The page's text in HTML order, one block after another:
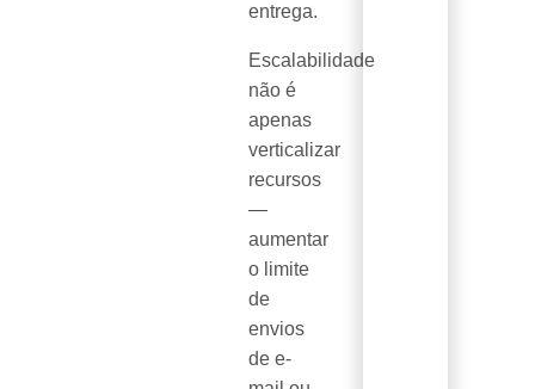
entrega.
Escalabilidade
não é
apenas
verticalizar
recursos
—
aumentar
o limite
de
envios
de e-